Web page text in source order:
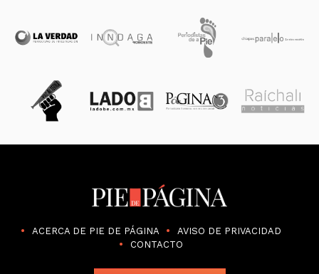
ACERCA DE PIE DE PÁGINA
AVISO DE PRIVACIDAD
CONTACTO